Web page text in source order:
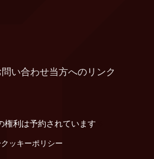
い合わせ当方へのリンク
利は予約されています
クッキーポリシー